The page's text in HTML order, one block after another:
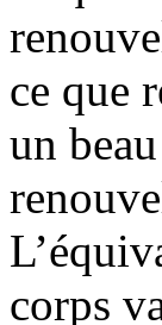
ce que
un
corps